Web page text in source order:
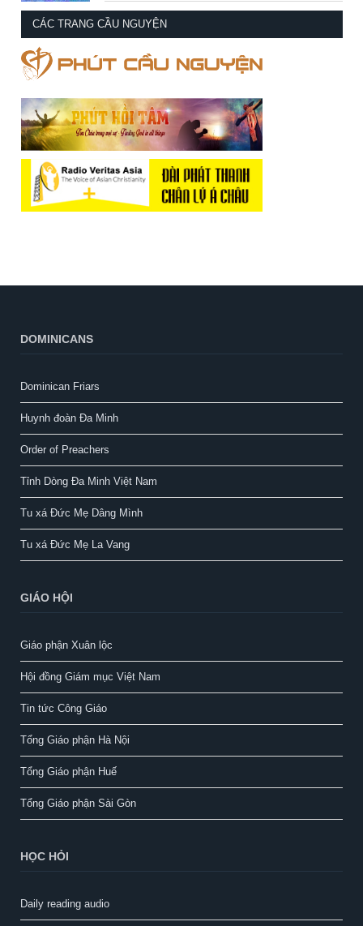
CÁC TRANG CẦU NGUYỆN
DOMINICANS
Dominican Friars
Huynh đoàn Đa Minh
Order of Preachers
Tỉnh Dòng Đa Minh Việt Nam
Tu xá Đức Mẹ Dâng Mình
Tu xá Đức Mẹ La Vang
GIÁO HỘI
Giáo phận Xuân lộc
Hội đồng Giám mục Việt Nam
Tin tức Công Giáo
Tổng Giáo phận Hà Nội
Tổng Giáo phận Huế
Tổng Giáo phận Sài Gòn
HỌC HỎI
Daily reading audio